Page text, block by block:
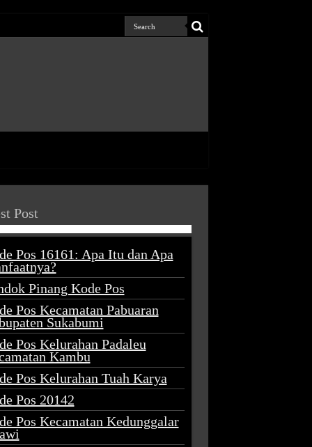
Post
Pos 16161: Apa Itu dan Apa
Pinang Kode Pos
Pos Kecamatan Pabuaran
Sukabumi
Pos Kelurahan Padaleu
Kambu
Pos Kelurahan Tuah Karya
Pos 20142
Pos Kecamatan Kedunggalar